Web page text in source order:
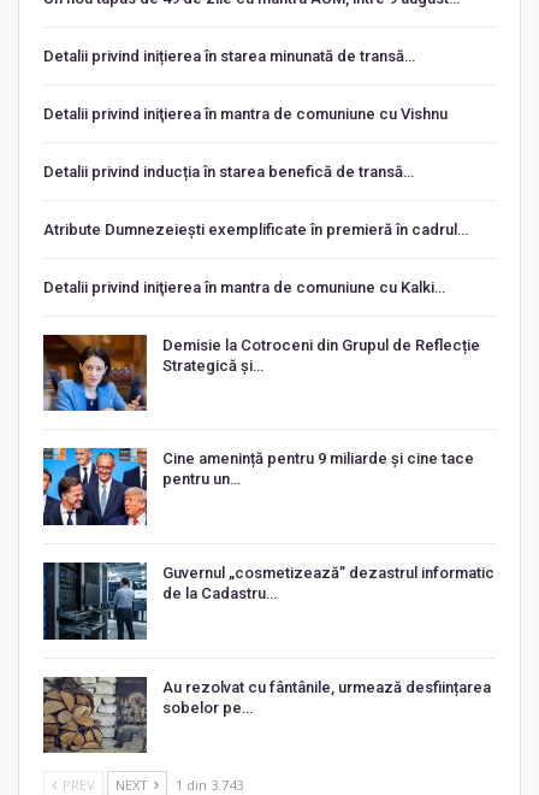
Detalii privind inițierea în starea minunată de transă…
Detalii privind iniţierea în mantra de comuniune cu Vishnu
Detalii privind inducția în starea benefică de transă…
Atribute Dumnezeiești exemplificate în premieră în cadrul…
Detalii privind iniţierea în mantra de comuniune cu Kalki…
Demisie la Cotroceni din Grupul de Reflecție
Strategică și…
Cine amenință pentru 9 miliarde și cine tace
pentru un…
Guvernul „cosmetizează” dezastrul informatic
de la Cadastru…
Au rezolvat cu fântânile, urmează desființarea
sobelor pe…
PREV NEXT 1 din 3.743